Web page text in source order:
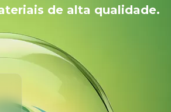
de alta qualidade.